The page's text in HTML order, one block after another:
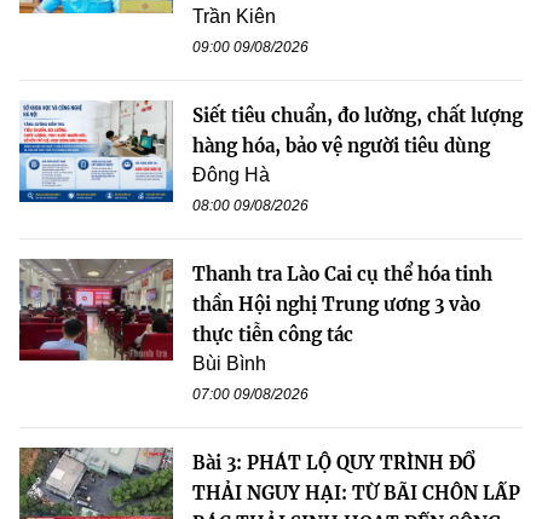
Trần Kiên
09:00 09/08/2026
Siết tiêu chuẩn, đo lường, chất lượng
hàng hóa, bảo vệ người tiêu dùng
Đông Hà
08:00 09/08/2026
Thanh tra Lào Cai cụ thể hóa tinh
thần Hội nghị Trung ương 3 vào
thực tiễn công tác
Bùi Bình
07:00 09/08/2026
Bài 3: PHÁT LỘ QUY TRÌNH ĐỔ
THẢI NGUY HẠI: TỪ BÃI CHÔN LẤP